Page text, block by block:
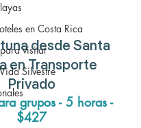
en Costa Rica
visitar
Silvestre
desde Santa
en Transporte
Privado
grupos - 5 horas -
$427